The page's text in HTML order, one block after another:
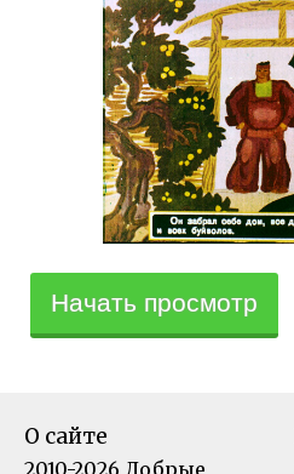
Начать просмотр
О сайте